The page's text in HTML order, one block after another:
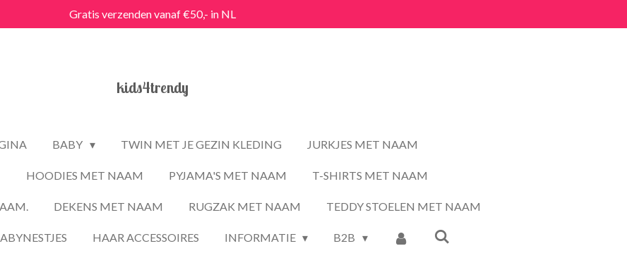
Gratis verzenden vanaf €50,- in NL
kids4trendy
BABY TWIN MET JE GEZIN KLEDING JURKJES MET NAAM
HOODIES MET NAAM PYJAMA'S MET NAAM T-SHIRTS MET NAAM
DEKENS MET NAAM RUGZAK MET NAAM TEDDY STOELEN MET NAAM
HAAR ACCESSOIRES INFORMATIE B2B